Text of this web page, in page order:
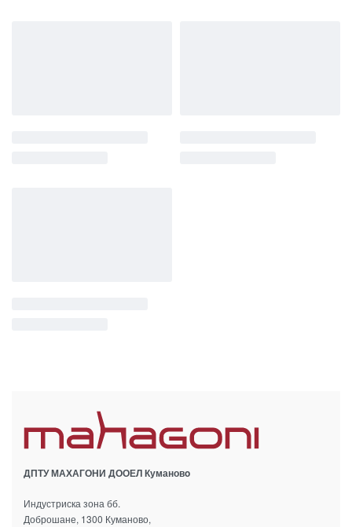
ДПТУ МАХАГОНИ ДООЕЛ Кумановo
Индустриска зона бб.
Доброшане, 1300 Куманово,